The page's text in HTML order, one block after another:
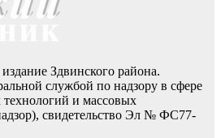
издание Здвинского района.
службой по надзору в сфере
и массовых
свидетельство Эл № ФС77-